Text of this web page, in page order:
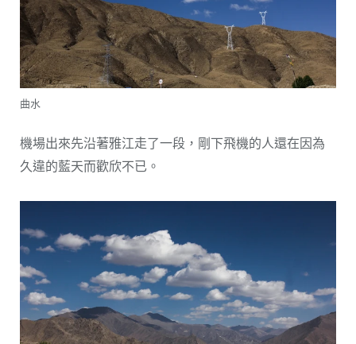
曲水
機場出來先沿著雅江走了一段，剛下飛機的人還在因為
久違的藍天而歡欣不已。